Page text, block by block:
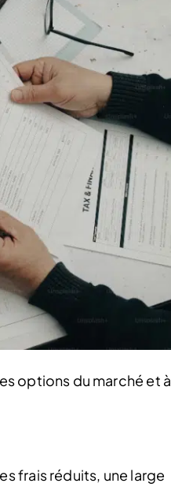
options du marché et à
frais réduits, une large